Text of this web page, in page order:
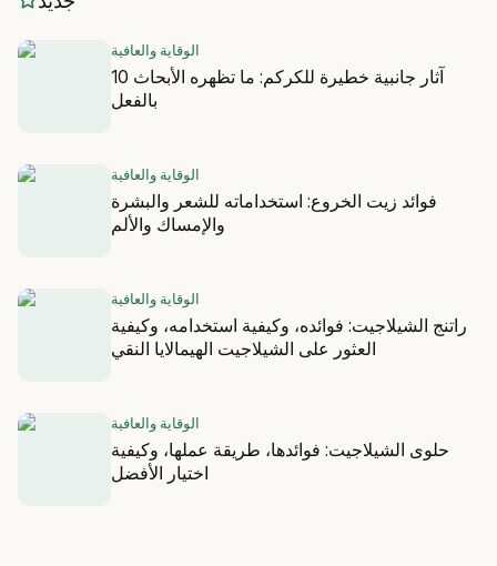
الوقاية والعافية
10 آثار جانبية خطيرة للكركم: ما تظهره الأبحاث
بالفعل
الوقاية والعافية
فوائد زيت الخروع: استخداماته للشعر والبشرة
والإمساك والألم
الوقاية والعافية
راتنج الشيلاجيت: فوائده، وكيفية استخدامه، وكيفية
العثور على الشيلاجيت الهيمالايا النقي
الوقاية والعافية
حلوى الشيلاجيت: فوائدها، طريقة عملها، وكيفية
اختيار الأفضل